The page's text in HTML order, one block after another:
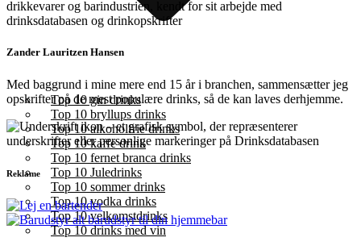
Top 10 gin drinks
Top 10 bryllups drinks
Top 10 alkoholfrie drinks
Top 10 kaffe drink
Top 10 fernet branca drinks
Top 10 Juledrinks
Top 10 sommer drinks
Top 10 vodka drinks
Top 10 velkomstdrinks
Top 10 drinks med vin
Zander Lauritzen Hansen
Med baggrund i mine mere end 15 år i branchen, sammensætter jeg
opskrifter på de mest populære drinks, så de kan laves derhjemme.
Reklame